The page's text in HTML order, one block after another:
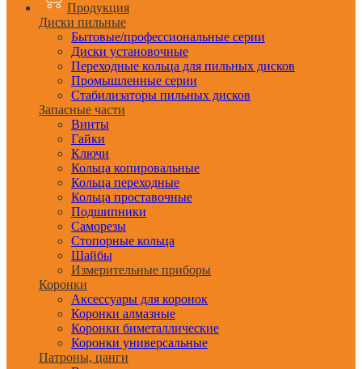
Продукция
Диски пильные
Бытовые/профессиональные серии
Диски установочные
Переходные кольца для пильных дисков
Промышленные серии
Стабилизаторы пильных дисков
Запасные части
Винты
Гайки
Ключи
Кольца копировальные
Кольца переходные
Кольца проставочные
Подшипники
Саморезы
Стопорные кольца
Шайбы
Измерительные приборы
Коронки
Аксессуары для коронок
Коронки алмазные
Коронки биметаллические
Коронки универсальные
Патроны, цанги